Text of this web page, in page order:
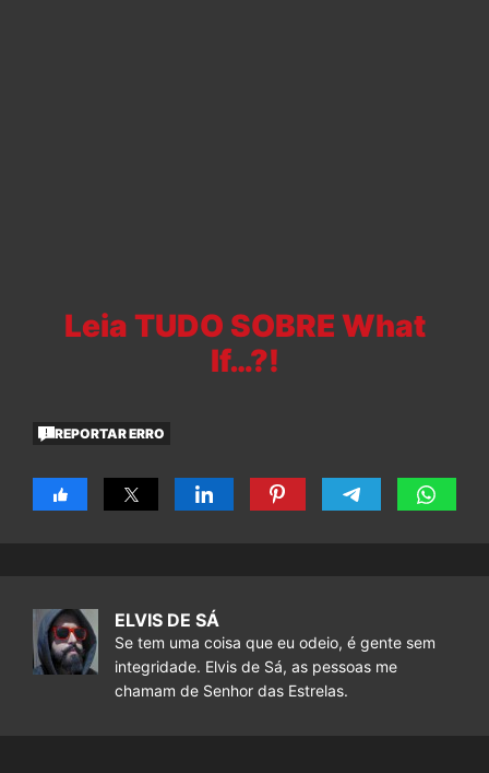
Leia TUDO SOBRE What
If…?!
REPORTAR ERRO
ELVIS DE SÁ
Se tem uma coisa que eu odeio, é gente sem
integridade. Elvis de Sá, as pessoas me
chamam de Senhor das Estrelas.